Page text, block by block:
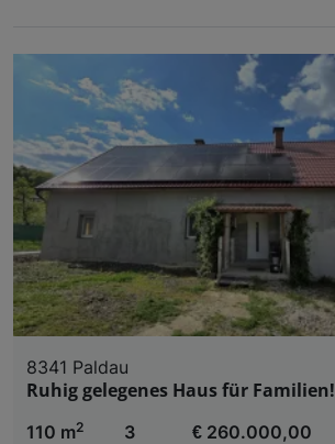
8341 Paldau
Ruhig gelegenes Haus für Familien!
110 m2
3 € 260.000,00